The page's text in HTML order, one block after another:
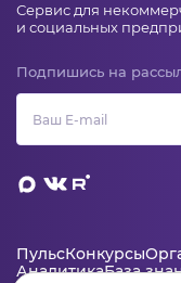
Сервис для
и социальных
Подпишись на
ПульсКонкурсы
АналитикаБаза